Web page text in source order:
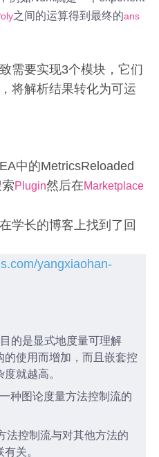
之间的运算得到最终的ans
需要实现3个模块，它们
将解析结果转化为可运
中的MetricsReloaded
Plugin然后在Marketplace
学长的博客上找到了回
yangxiaohan-
的是显式地度量可理解
的使用而增加，而且嵌套控
就越高。
种图论度量方法控制流的
法控制流与对其他方法的
关。